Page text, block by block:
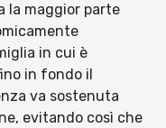
la maggior parte
in cui è
in fondo il
va sostenuta
evitando così che